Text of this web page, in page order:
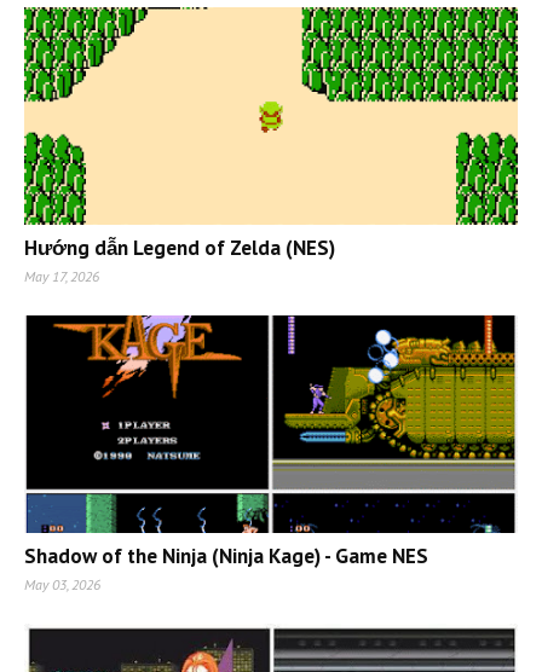
Hướng dẫn Legend of Zelda (NES)
May 17, 2026
Shadow of the Ninja (Ninja Kage) - Game NES
May 03, 2026